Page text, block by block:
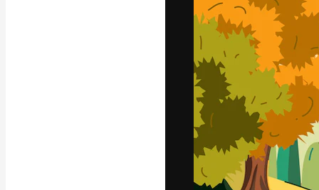
La plataforma
trabajo. Más
entre creativos,
estudios.
Español